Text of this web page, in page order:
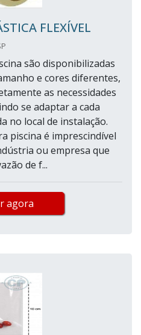
FLEXÍVEL
são disponibilizadas
e cores diferentes,
as necessidades
se adaptar a cada
no local de instalação.
piscina é imprescindível
ou empresa que
de f...
agora